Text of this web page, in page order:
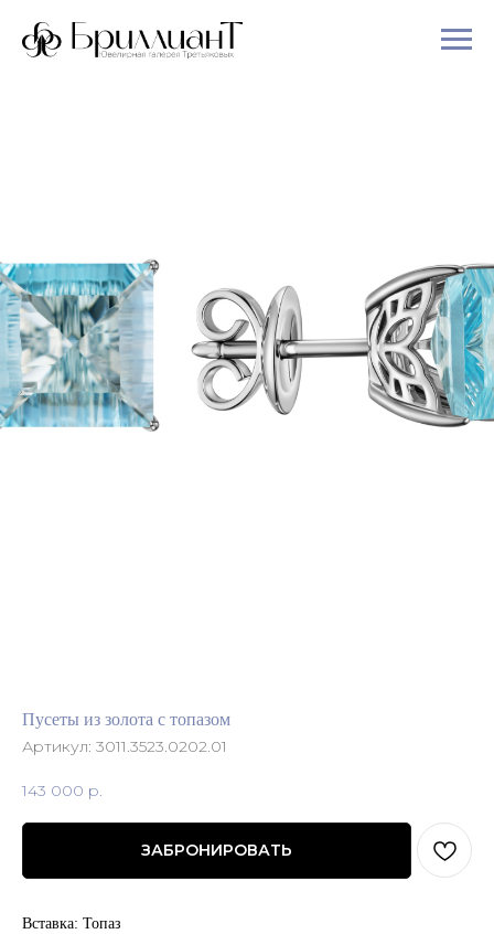
Пусеты из золота с топазом
Артикул: 3011.3523.0202.01
143 000 р.
ЗАБРОНИРОВАТЬ
Вставка: Топаз